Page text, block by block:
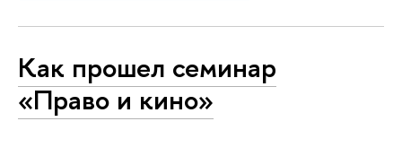
Как прошел семинар
«Право и кино»